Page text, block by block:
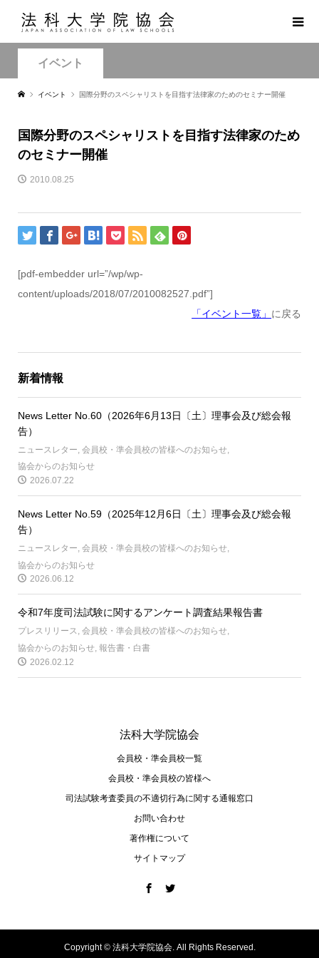
イベント
イベント 国際分野のスペシャリストを目指す法律家のためのセミナー開催
国際分野のスペシャリストを目指す法律家のため
のセミナー開催
2010.08.25
[pdf-embedder url=”/wp/wp-
content/uploads/2018/07/2010082527.pdf”]
「イベント一覧」 に戻る
新着情報
News Letter No.60（2026年6月13日〔土〕理事会及び総会報
告）
ニュースレター 会員校・準会員校の皆様へのお知らせ
協会からのお知らせ
2026.07.22
News Letter No.59（2025年12月6日〔土〕理事会及び総会報
告）
ニュースレター, 会員校・準会員校の皆様へのお知らせ,
協会からのお知らせ
2026.06.12
令和7年度司法試験に関するアンケート調査結果報告書
プレスリリース, 会員校・準会員校の皆様へのお知らせ,
協会からのお知らせ 報告書・白書
2026.02.12
法科大学院協会
会員校・準会員校一覧
会員校・準会員校の皆様へ
司法試験考査委員の不適切⾏為に関する通報窓⼝
お問い合わせ
著作権について
サイトマップ
Copyright ©法科大学院協会. All Rights Reserved.